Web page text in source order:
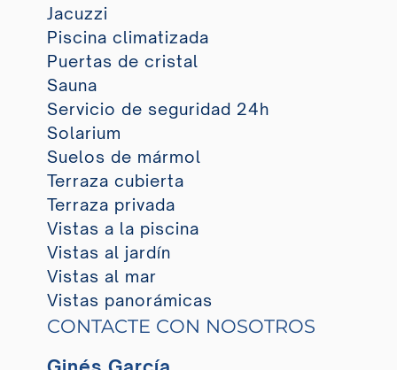
Jacuzzi
Piscina climatizada
Puertas de cristal
Sauna
Servicio de seguridad 24h
Solarium
Suelos de mármol
Terraza cubierta
Terraza privada
Vistas a la piscina
Vistas al jardín
Vistas al mar
Vistas panorámicas
CONTACTE CON NOSOTROS